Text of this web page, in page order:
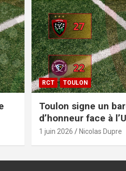
RCT TOULON
Toulon signe un
d’honneur face à
1 juin 2026 Nicolas Dupre